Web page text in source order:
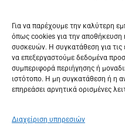
Για να παρέχουμε την καλύτερη
όπως cookies για την
συσκευών. Η συγκατάθεση για τις
να επεξεργαστούμε δεδομένα
συμπεριφορά περιήγησης ή
ιστότοπο. Η μη συγκατάθεση ή η
επηρεάσει αρνητικά ορισμένες
Διαχείριση υπηρεσιών
Ο λογαριασμός μου
Όροι και προϋποθέσεις
Πολιτική Απορρήτου
Πολιτική επιστροφών